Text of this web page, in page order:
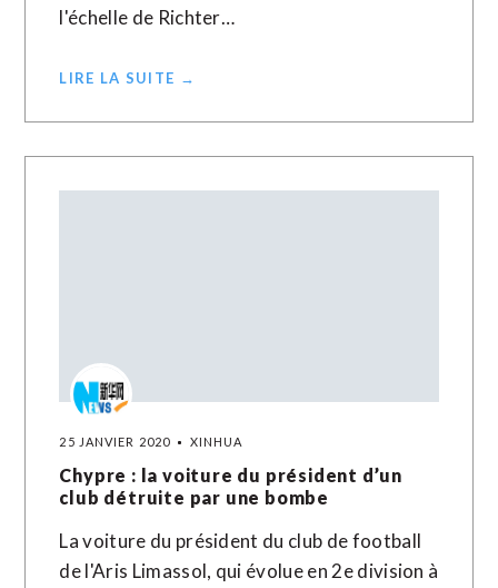
l'échelle de Richter…
LIRE LA SUITE →
25 JANVIER 2020 XINHUA
Chypre : la voiture du président d’un
club détruite par une bombe
La voiture du président du club de football
de l'Aris Limassol, qui évolue en 2e division à